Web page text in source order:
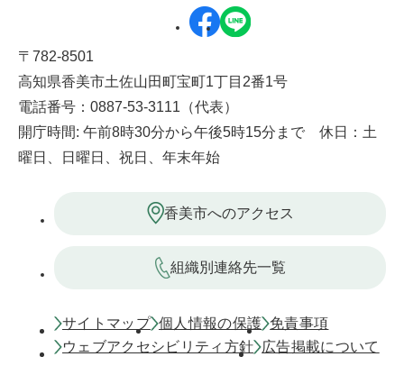
〒782-8501
高知県香美市土佐山田町宝町1丁目2番1号
電話番号：0887-53-3111（代表）
開庁時間: 午前8時30分から午後5時15分まで 休日：土
曜日、日曜日、祝日、年末年始
香美市へのアクセス
組織別連絡先一覧
サイトマップ 個人情報の保護 免責事項
ウェブアクセシビリティ方針
広告掲載について